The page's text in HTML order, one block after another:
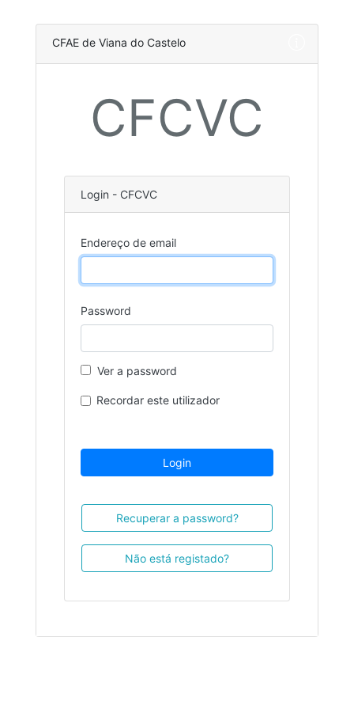
CFAE de Viana do Castelo
CFCVC
Login - CFCVC
Endereço de email
Password
Ver a password
Recordar este utilizador
Login
Recuperar a password?
Não está registado?